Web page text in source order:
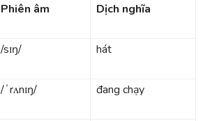
Phiên âm Dịch nghĩa
/sɪŋ/ hát
/ˈrʌnɪŋ/ đang chạy